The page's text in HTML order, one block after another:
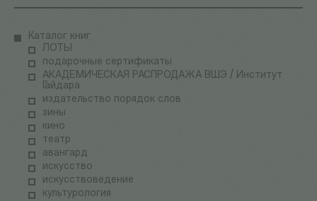
Каталог книг
ЛОТЫ
подарочные сертификаты
АКАДЕМИЧЕСКАЯ РАСПРОДАЖА ВШЭ / Институт
Гайдара
издательство порядок слов
зины
кино
театр
авангард
искусство
искусствоведение
культурология